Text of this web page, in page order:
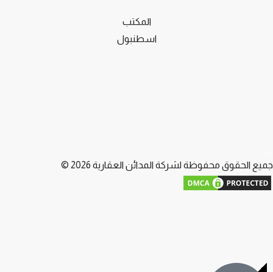
المكتب
اسطنبول
الحقوق محفوظة لشركة المدائن العقارية 2026 ©